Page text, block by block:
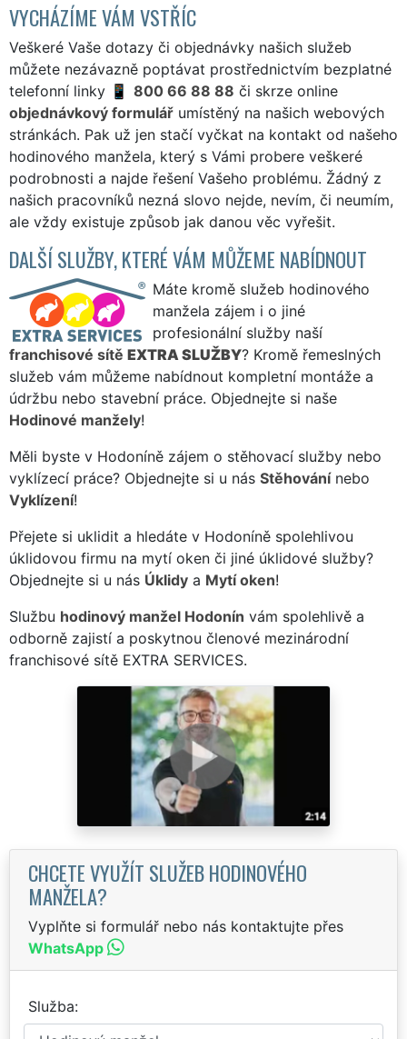
VYCHÁZÍME VÁM VSTŘÍC
Veškeré Vaše dotazy či objednávky našich služeb
můžete nezávazně poptávat prostřednictvím bezplatné
telefonní linky
800 66 88 88 či skrze online
objednávkový formulář umístěný na našich webových
stránkách. Pak už jen stačí vyčkat na kontakt od našeho
hodinového manžela, který s Vámi probere veškeré
podrobnosti a najde řešení Vašeho problému. Žádný z
našich pracovníků nezná slovo nejde, nevím, či neumím,
ale vždy existuje způsob jak danou věc vyřešit.
DALŠÍ SLUŽBY, KTERÉ VÁM MŮŽEME NABÍDNOUT
Máte kromě služeb hodinového
manžela zájem i o jiné
profesionální služby naší
franchisové sítě EXTRA SLUŽBY? Kromě řemeslných
služeb vám můžeme nabídnout kompletní montáže a
údržbu nebo stavební práce. Objednejte si naše
Hodinové manžely!
Měli byste v Hodoníně zájem o stěhovací služby nebo
vyklízecí práce? Objednejte si u nás Stěhovánínebo
Vyklízení!
Přejete si uklidit a hledáte v Hodoníně spolehlivou
úklidovou firmu na mytí oken či jiné úklidové služby?
Objednejte si u nás Úklidy a Mytí oken!
Službu hodinový manžel Hodonín vám spolehlivě a
odborně zajistí a poskytnou členové mezinárodní
franchisové sítě EXTRA SERVICES.
CHCETE VYUŽÍT SLUŽEB HODINOVÉHO
MANŽELA?
Vyplňte si formulář nebo nás kontaktujte přes
WhatsApp
Služba